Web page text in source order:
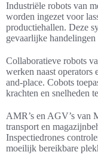
Industriële robots van
worden ingezet voor
productiehallen. Deze
gevaarlijke
Collaboratieve robots
werken naast operators
and-place. Cobots
krachten en snelheden
AMR’s en AGV’s van
transport en
Inspectiedrones
moeilijk bereikbare